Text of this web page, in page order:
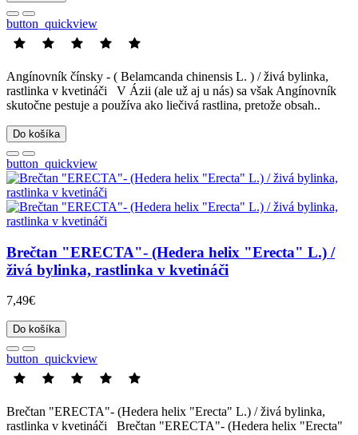
button_quickview
Angínovník čínsky - ( Belamcanda chinensis L. ) / živá bylinka,
rastlinka v kvetináči V Ázii (ale už aj u nás) sa však Angínovník
skutočne pestuje a používa ako liečivá rastlina, pretože obsah..
Do košíka
button_quickview
Brečtan "ERECTA"- (Hedera helix "Erecta" L.) /
živá bylinka, rastlinka v kvetináči
7,49€
Do košíka
button_quickview
Brečtan "ERECTA"- (Hedera helix "Erecta" L.) / živá bylinka,
rastlinka v kvetináči Brečtan "ERECTA"- (Hedera helix "Erecta"